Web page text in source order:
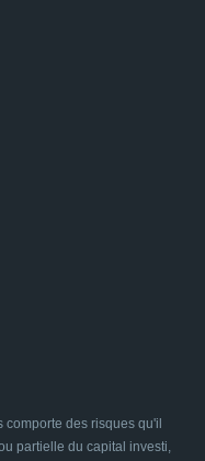
des risques qu'il
partielle du capital investi,